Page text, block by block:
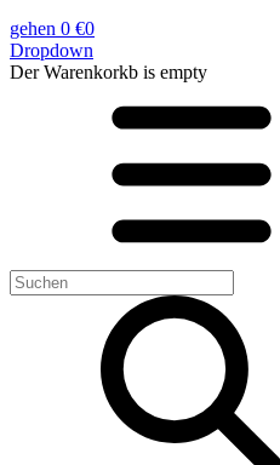
gehen 0 €0
Dropdown
Der Warenkorkb is empty